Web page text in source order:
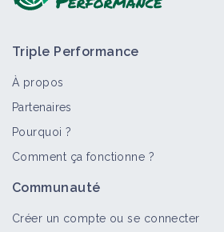
Triple Performance
À propos
Partenaires
Pourquoi ?
Comment ça fonctionne ?
Communauté
Créer un compte ou se connecter